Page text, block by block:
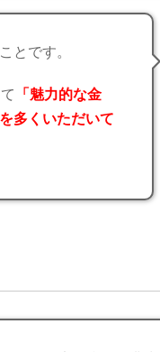
とです。
「魅力的な金
多くいただいて